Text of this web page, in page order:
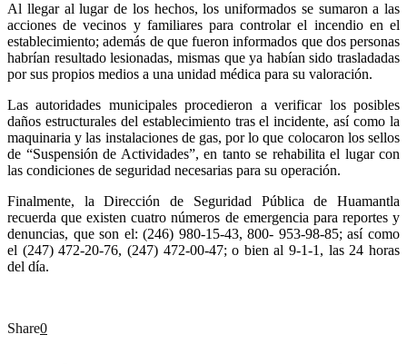
Al llegar al lugar de los hechos, los uniformados se sumaron a las
acciones de vecinos y familiares para controlar el incendio en el
establecimiento; además de que fueron informados que dos personas
habrían resultado lesionadas, mismas que ya habían sido trasladadas
por sus propios medios a una unidad médica para su valoración.
Las autoridades municipales procedieron a verificar los posibles
daños estructurales del establecimiento tras el incidente, así como la
maquinaria y las instalaciones de gas, por lo que colocaron los sellos
de “Suspensión de Actividades”, en tanto se rehabilita el lugar con
las condiciones de seguridad necesarias para su operación.
Finalmente, la Dirección de Seguridad Pública de Huamantla
recuerda que existen cuatro números de emergencia para reportes y
denuncias, que son el: (246) 980-15-43, 800- 953-98-85; así como
el (247) 472-20-76, (247) 472-00-47; o bien al 9-1-1, las 24 horas
del día.
Share0